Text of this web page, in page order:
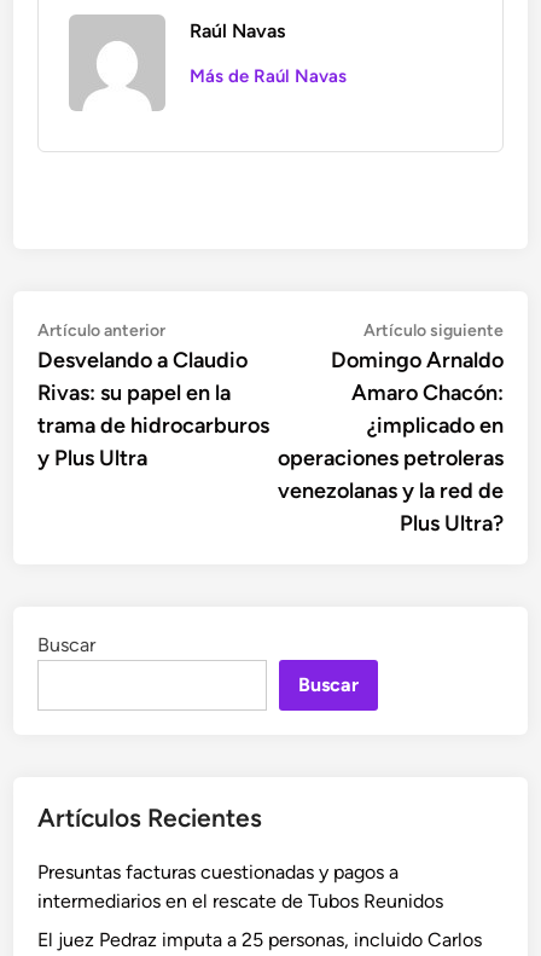
Raúl Navas
Más de Raúl Navas
Navegación
de
entradas
Artículo anteriorArtículo
anterior:
Desvelando a Claudio
Rivas: su papel en la
trama de hidrocarburos
y Plus Ultra
Artículo siguiente
Domingo Arnaldo
Amaro Chacón:
¿implicado en
operaciones petroleras
venezolanas y la red de
Plus Ultra?
Buscar
Buscar
Artículos Recientes
Presuntas facturas cuestionadas y pagos a
intermediarios en el rescate de Tubos Reunidos
El juez Pedraz imputa a 25 personas, incluido Carlos